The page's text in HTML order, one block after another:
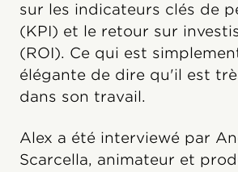
sur les indicateurs clés de
(KPI) et le retour sur
(ROI). Ce qui est
élégante de dire qu'il est
dans son travail.
Alex a été interviewé par
Scarcella, animateur et